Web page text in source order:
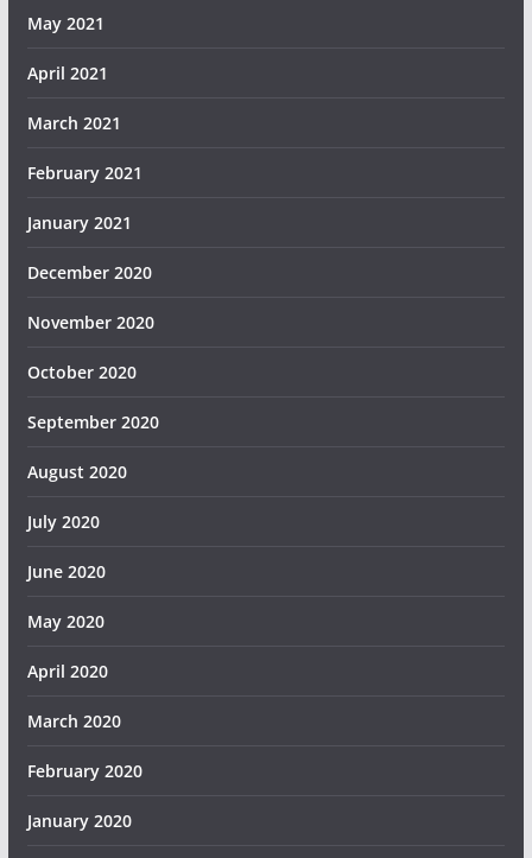
May 2021
April 2021
March 2021
February 2021
January 2021
December 2020
November 2020
October 2020
September 2020
August 2020
July 2020
June 2020
May 2020
April 2020
March 2020
February 2020
January 2020